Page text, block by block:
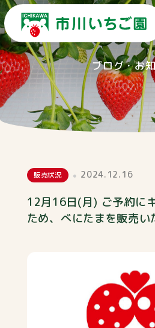
ブログ・お
販売状況 2024.12.16
12月16日(月) ご予約に
ため、べにたまを販売い